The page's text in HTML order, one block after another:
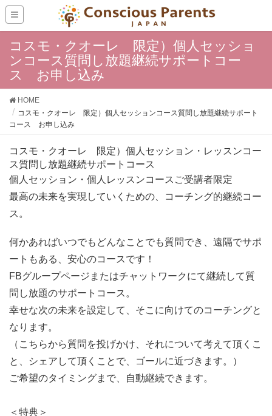
コスモ・クオーレ 限定）個人セッショ
ンコース質問し放題継続サポートコー
ス お申し込み
HOME
コスモ・クオーレ 限定）個人セッションコース質問し放題継続サポート
コース お申し込み
コスモ・クオーレ 限定）個人セッション・レッスンコー
ス質問し放題継続サポートコース
個人セッション・個人レッスンコースご受講者限定
最高の未来を実現していくための、コーチング的継続コー
ス。
何かあればいつでもどんなことでも質問でき、遠隔でサポ
ートもある、安心のコースです！
FBグループページまたはチャットワークにて継続して質
問し放題のサポートコース。
幸せな次の未来を設定して、そこに向けてのコーチングと
なります。
（こちらから質問を投げかけ、それについて考えて頂くこ
と、シェアして頂くことで、ゴールに近づきます。）
ご希望のタイミングまで、自動継続できます。
＜特典＞